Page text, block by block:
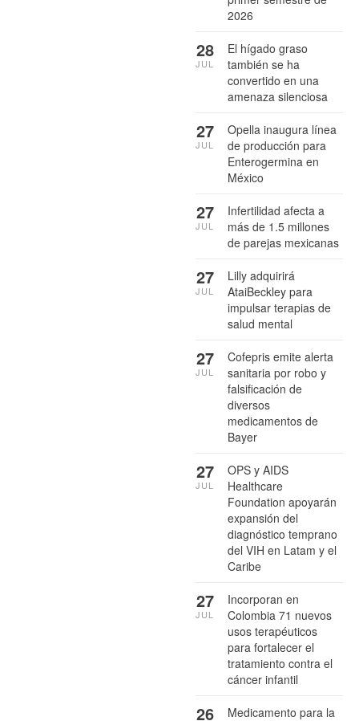
2026
El hígado graso
también se ha
convertido en una
amenaza silenciosa
28
JUL
Opella inaugura línea
de producción para
Enterogermina en
México
27
JUL
Infertilidad afecta a
más de 1.5 millones
de parejas mexicanas
27
JUL
Lilly adquirirá
AtaiBeckley para
impulsar terapias de
salud mental
27
JUL
Cofepris emite alerta
sanitaria por robo y
falsificación de
diversos
medicamentos de
Bayer
27
JUL
OPS y AIDS
Healthcare
Foundation apoyarán
expansión del
diagnóstico temprano
del VIH en Latam y el
Caribe
27
JUL
Incorporan en
Colombia 71 nuevos
usos terapéuticos
para fortalecer el
tratamiento contra el
cáncer infantil
27
JUL
Medicamento para la
26